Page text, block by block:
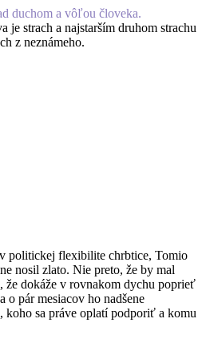
duchom a vôľou človeka.
je strach a najstarším druhom strachu
z neznámeho.
politickej flexibilite chrbtice, Tomio
nosil zlato. Nie preto, že by mal
že dokáže v rovnakom dychu poprieť
o pár mesiacov ho nadšene
koho sa práve oplatí podporiť a komu